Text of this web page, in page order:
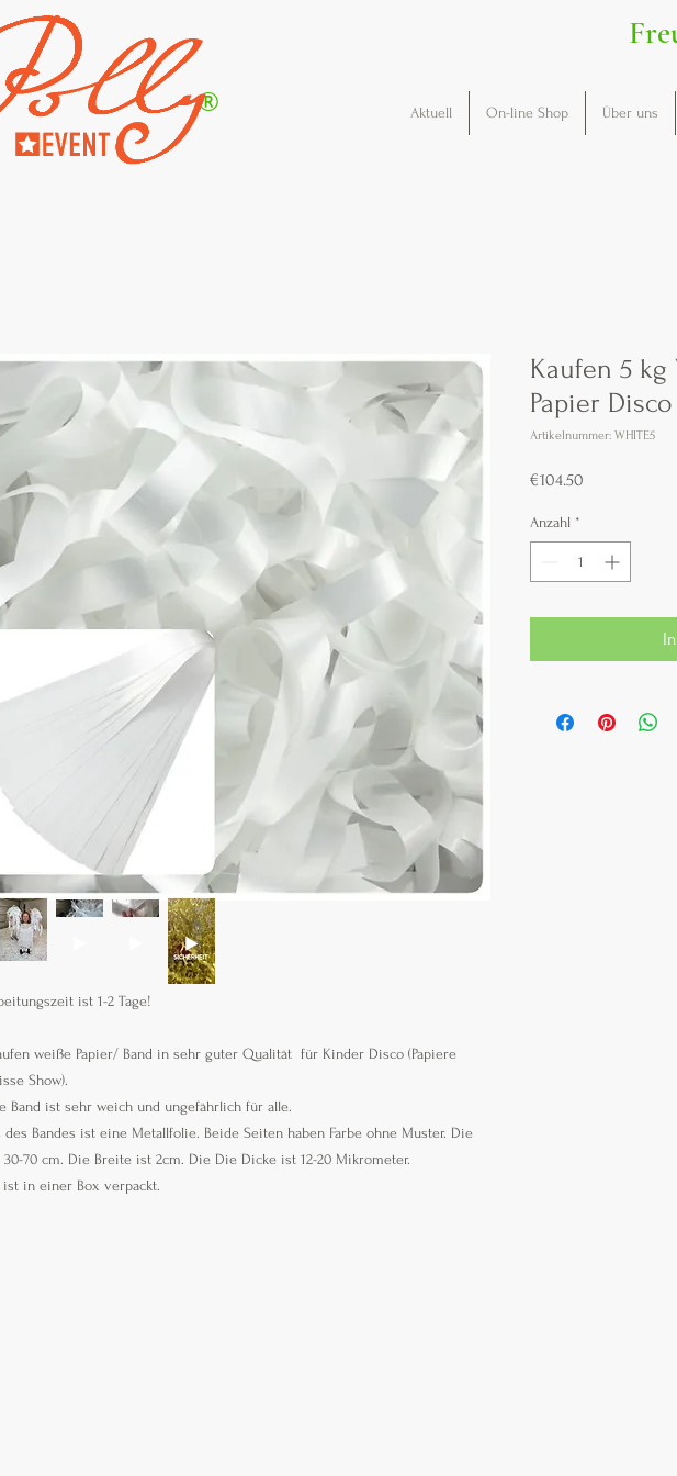
® Aktuell On-line Shop Über uns
ist 1-2 Tage!
weiße Papier/ Band in sehr guter Qualität für Kinder Disco (Papiere
Show).
Band ist sehr weich und ungefährlich für alle.
des Bandes ist eine Metallfolie. Beide Seiten haben Farbe ohne Muster. Die
30-70 cm. Die Breite ist 2cm. Die Die Dicke ist 12-20 Mikrometer.
ist in einer Box verpackt.
Kaufen 5 kg
Papier Disco
Artikelnummer: WHITE5
€104.50
Anzahl *